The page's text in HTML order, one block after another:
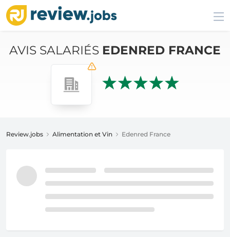
AVIS SALARIÉS EDENRED FRANCE
Review.jobs Alimentation et Vin Edenred France